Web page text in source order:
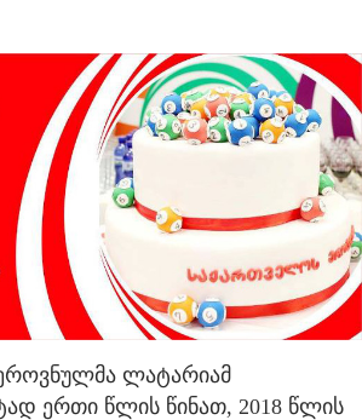
ლატარიამ
ერთი წლის წინათ, 2018 წლის